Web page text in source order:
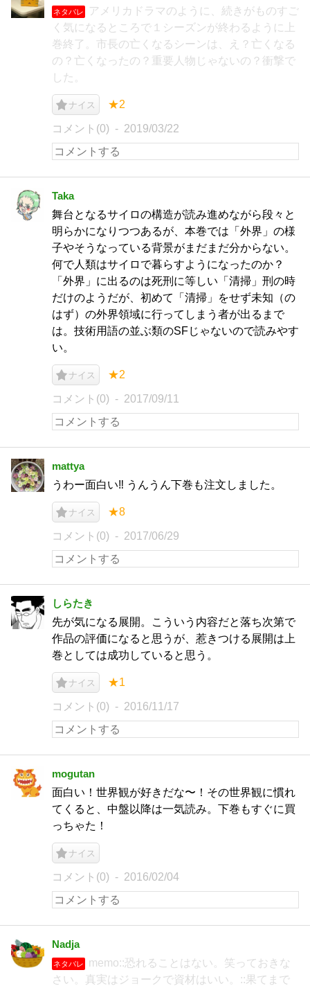
ネタバレ
アメリカドラマのように、続きがものすご
く気になるところで１シーズンが終わるように上
巻終了。市長の亡くなるシーンは、え？亡くなる
の？亡くなったの？重要人物じゃないの？衝撃で
した。
ナイス ★2
コメント(0) 2019/03/22
Taka
舞台となるサイロの構造が読み進めながら段々と
明らかになりつつあるが、本巻では「外界」の様
子やそうなっている背景がまだまだ分からない。
何で人類はサイロで暮らすようになったのか？
「外界」に出るのは死刑に等しい「清掃」刑の時
だけのようだが、初めて「清掃」をせず未知（の
はず）の外界領域に行ってしまう者が出るまで
は。技術用語の並ぶ類のSFじゃないので読みやす
い。
ナイス ★2
コメント(0) 2017/09/11
mattya
うわー面白い‼︎ うんうん下巻も注文しました。
ナイス ★8
コメント(0) 2017/06/29
しらたき
先が気になる展開。こういう内容だと落ち次第で
作品の評価になると思うが、惹きつける展開は上
巻としては成功していると思う。
ナイス ★1
コメント(0) 2016/11/17
mogutan
面白い！世界観が好きだな〜！その世界観に慣れ
てくると、中盤以降は一気読み。下巻もすぐに買
っちゃた！
ナイス
コメント(0) 2016/02/04
Nadja
ネタバレ
memo::恐れることはない。笑っておきな
さい。真実はジョークで資材はいい。::果てまで